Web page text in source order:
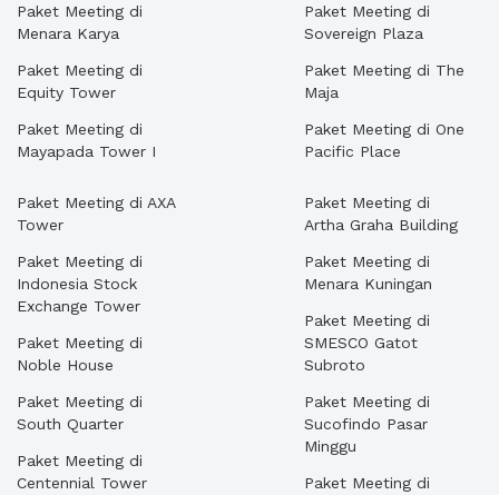
Paket Meeting di
Menara Karya
Paket Meeting di
Equity Tower
Paket Meeting di
Mayapada Tower I
Paket Meeting di
Sovereign Plaza
Paket Meeting di The
Maja
Paket Meeting di One
Pacific Place
Paket Meeting di AXA
Tower
Paket Meeting di
Indonesia Stock
Exchange Tower
Paket Meeting di
Noble House
Paket Meeting di
South Quarter
Paket Meeting di
Centennial Tower
Paket Meeting di
Artha Graha Building
Paket Meeting di
Menara Kuningan
Paket Meeting di
SMESCO Gatot
Subroto
Paket Meeting di
Sucofindo Pasar
Minggu
Paket Meeting di